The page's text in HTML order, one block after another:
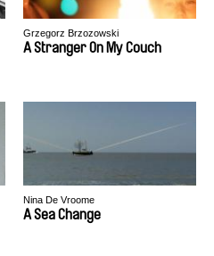
Grzegorz Brzozowski
A Stranger On My Couch
Nina De Vroome
A Sea Change